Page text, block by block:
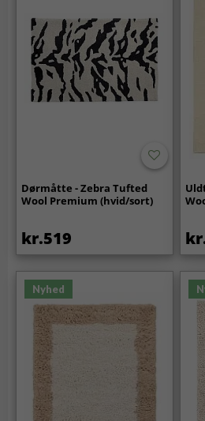
Dørmåtte - Zebra Tufted
Wool Premium (hvid/sort)
kr.519
Nyhed